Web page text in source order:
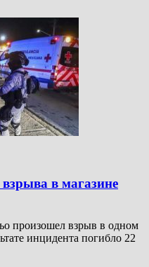
в магазине
произошел взрыв в одном
инцидента погибло 22